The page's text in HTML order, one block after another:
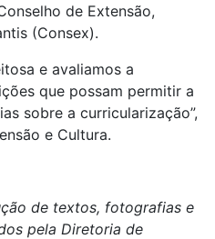
de Extensão,
(Consex).
e avaliamos a
que possam permitir a
sobre a curricularização”,
e Cultura.
de textos, fotografias e
pela Diretoria de